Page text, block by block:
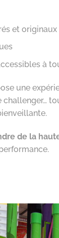
et originaux
à
une
challenger…
de la